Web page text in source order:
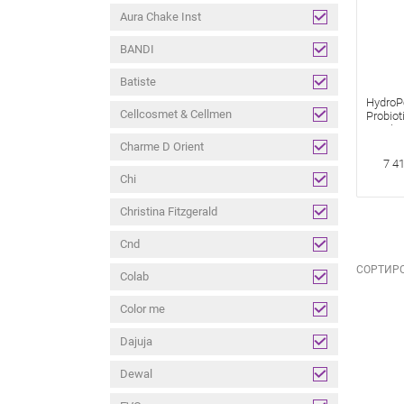
Aura Chake Inst
BANDI
Batiste
Cellcosmet & Cellmen
Charme D Orient
Chi
Christina Fitzgerald
Cnd
Colab
Color me
Dajuja
Dewal
для
7